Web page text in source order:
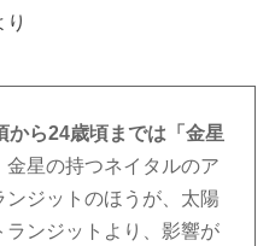
から24歳頃までは「金星
金星の持つネイタルのア
ジットのほうが、太陽
ンジットより、影響が